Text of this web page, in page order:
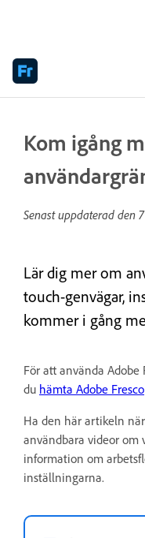
Kom igång
Senast uppdaterad den
Lär dig mer om
touch-genvägar,
kommer i gång
För att använda Adobe
du hämta Adobe Fresco
Ha den här artikeln
användbara videor om
information om
inställningarna.